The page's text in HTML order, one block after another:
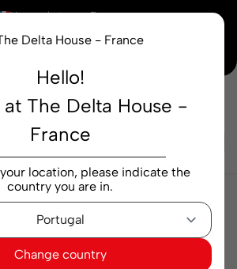
Delta House - France
Hello!
at The Delta House -
France
location, please indicate the
country you are in.
Change country
Vous achetez en France
encore ses derniers détails. Merci de votre
Soluble Delta Cafés Classic 10